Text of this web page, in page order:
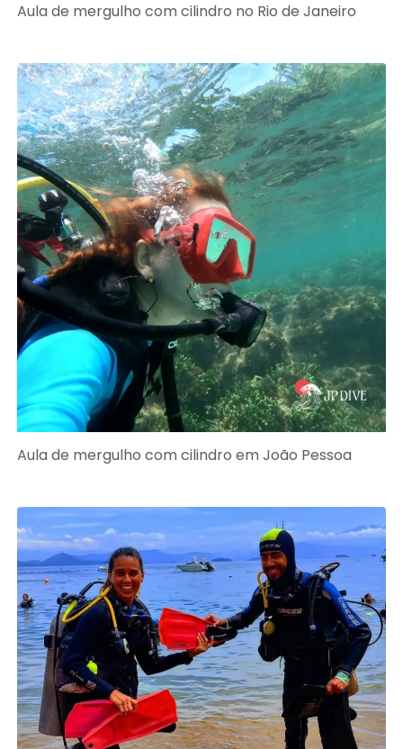
Aula de mergulho com cilindro no Rio de Janeiro
Aula de mergulho com cilindro em João Pessoa